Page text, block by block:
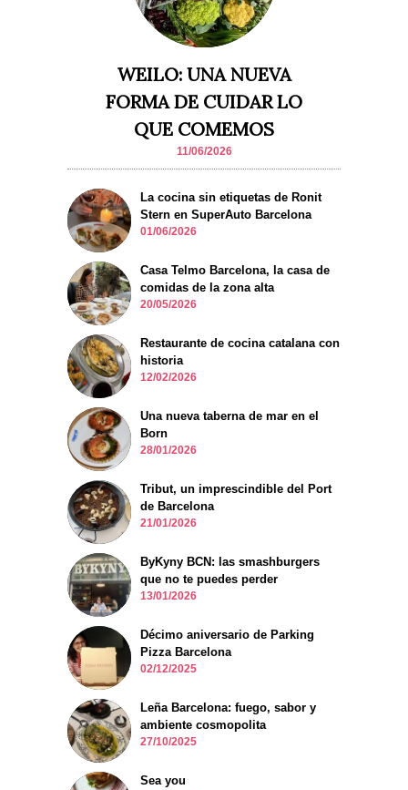
WEILO: UNA NUEVA
FORMA DE CUIDAR LO
QUE COMEMOS
11/06/2026
La cocina sin etiquetas de Ronit
Stern en SuperAuto Barcelona
01/06/2026
Casa Telmo Barcelona, la casa de
comidas de la zona alta
20/05/2026
Restaurante de cocina catalana con
historia
12/02/2026
Una nueva taberna de mar en el
Born
28/01/2026
Tribut, un imprescindible del Port
de Barcelona
21/01/2026
ByKyny BCN: las smashburgers
que no te puedes perder
13/01/2026
Décimo aniversario de Parking
Pizza Barcelona
02/12/2025
Leña Barcelona: fuego, sabor y
ambiente cosmopolita
27/10/2025
Sea you